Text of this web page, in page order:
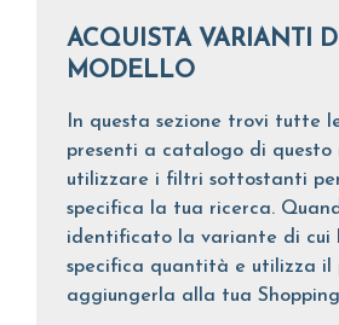
ACQUISTA VARIANTI DEL
MODELLO
In questa sezione trovi tutte
presenti a catalogo di questo
utilizzare i filtri sottostanti
specifica la tua ricerca.
identificato la variante di cui
specifica quantità e utilizza il
aggiungerla alla tua